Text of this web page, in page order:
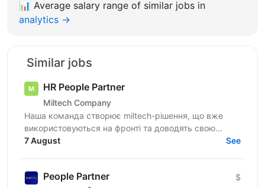
📊 Average salary range of similar jobs in
analytics →
Similar jobs
HR People Partner
Miltech Company
Наша команда створює miltech-рішення, що вже
використовуються на фронті та доводять свою
ефективність у реальних умовах. Зараз ми активно
7 August See
People Partner $